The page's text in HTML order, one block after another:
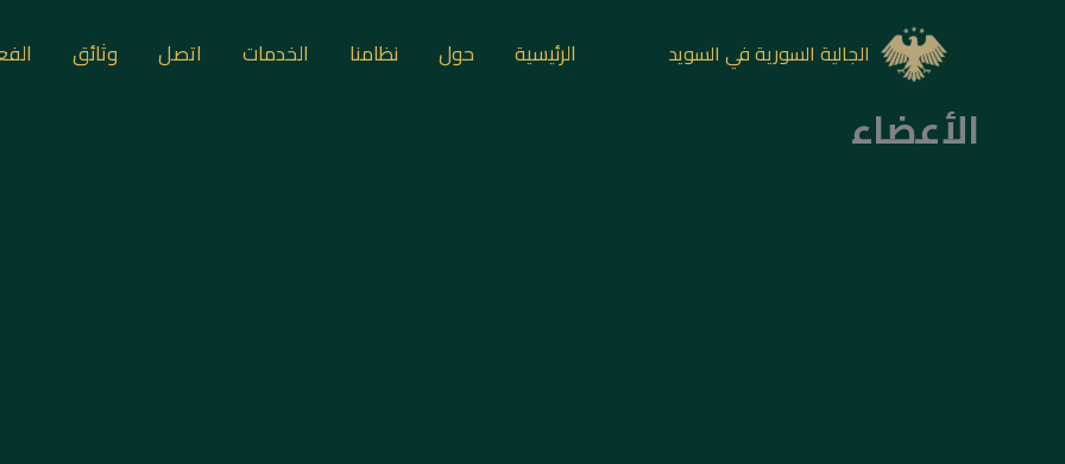
الجالية السورية في السويد الرئيسية حول نظامنا الخدمات اتصل وثائق
الأعضاء